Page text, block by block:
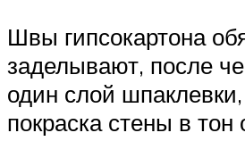
Швы гипсокартона
заделывают, после
один слой
покраска стены в тон